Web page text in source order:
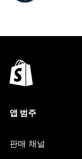
앱 범주
판매 채널